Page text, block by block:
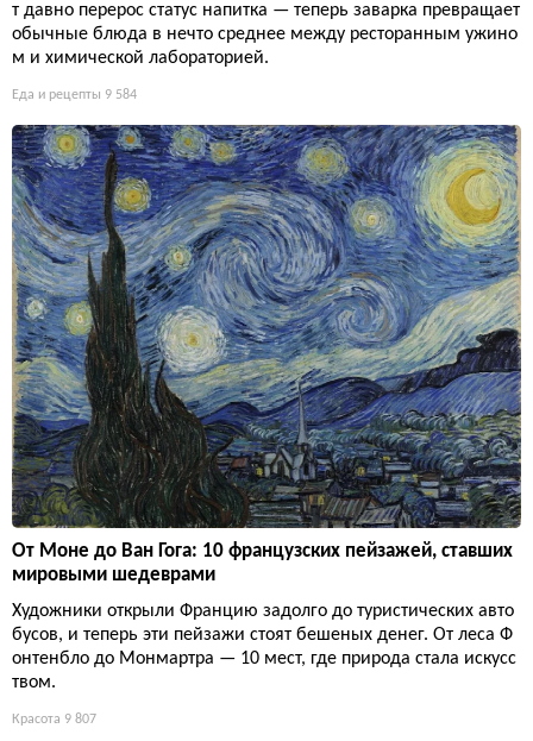
т давно перерос статус напитка — теперь заварка превращает
обычные блюда в нечто среднее между ресторанным ужино
м и химической лабораторией.
Еда и рецепты 9 584
От Моне до Ван Гога: 10 французских пейзажей, ставших
мировыми шедеврами
Художники открыли Францию задолго до туристических авто
бусов, и теперь эти пейзажи стоят бешеных денег. От леса Ф
онтенбло до Монмартра — 10 мест, где природа стала искусс
твом.
Красота 9 807